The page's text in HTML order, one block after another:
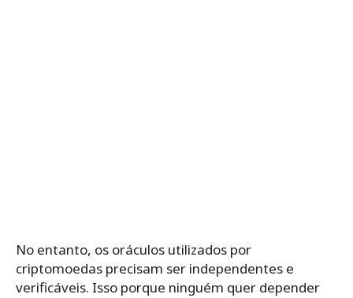
No entanto, os oráculos utilizados por
criptomoedas precisam ser independentes e
verificáveis. Isso porque ninguém quer depender